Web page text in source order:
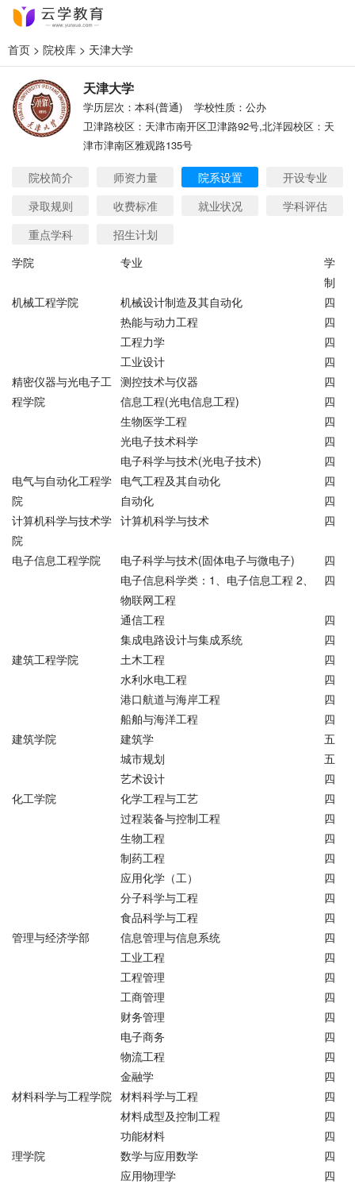
首页 > 院校库 > 天津大学
天津大学
学历层次：本科(普通)
学校性质：公办
卫津路校区：天津市南开区卫津路92号,北洋园校区：天
津市津南区雅观路135号
院校简介 师资力量 院系设置
开设专业
录取规则
收费标准 就业状况
学科评估
重点学科
招生计划
学院
专业
学
制
机械工程学院
机械设计制造及其自动化
四
热能与动力工程
四
工程力学
四
工业设计
四
精密仪器与光电子工
程学院
测控技术与仪器
四
信息工程(光电信息工程)
四
生物医学工程
四
光电子技术科学
四
电子科学与技术(光电子技术)
四
电气与自动化工程学
院
电气工程及其自动化
四
自动化
四
计算机科学与技术学
院
计算机科学与技术 四
电子信息工程学院 电子科学与技术(固体电子与微电子)
四
电子信息科学类：1、电子信息工程 2、
物联网工程
四
通信工程
四
集成电路设计与集成系统
四
建筑工程学院
土木工程
四
水利水电工程
四
港口航道与海岸工程
四
船舶与海洋工程
四
建筑学院
建筑学
五
城市规划
五
艺术设计
四
化工学院
化学工程与工艺
四
过程装备与控制工程
四
生物工程
四
制药工程
四
应用化学（工）
四
分子科学与工程
四
食品科学与工程
四
管理与经济学部
信息管理与信息系统
四
工业工程
四
工程管理
四
工商管理
四
财务管理
四
电子商务
四
物流工程
四
金融学
四
材料科学与工程学院 材料科学与工程
四
材料成型及控制工程
四
功能材料
四
理学院
数学与应用数学
四
应用物理学
四